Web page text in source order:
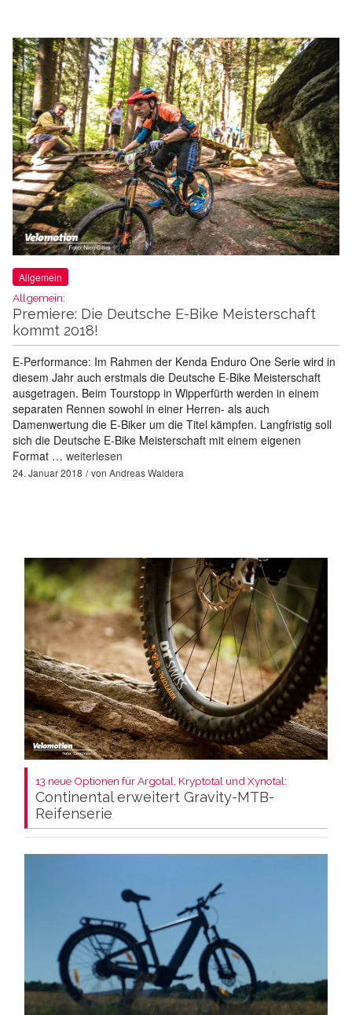
Allgemein
Allgemein:
Premiere: Die Deutsche E-Bike Meisterschaft
kommt 2018!
E-Performance: Im Rahmen der Kenda Enduro One Serie wird in
diesem Jahr auch erstmals die Deutsche E-Bike Meisterschaft
ausgetragen. Beim Tourstopp in Wipperfürth werden in einem
separaten Rennen sowohl in einer Herren- als auch
Damenwertung die E-Biker um die Titel kämpfen. Langfristig soll
sich die Deutsche E-Bike Meisterschaft mit einem eigenen
Format … weiterlesen
24. Januar 2018 von Andreas Waldera
13 neue Optionen für Argotal, Kryptotal und Xynotal:
Continental erweitert Gravity-MTB-
Reifenserie